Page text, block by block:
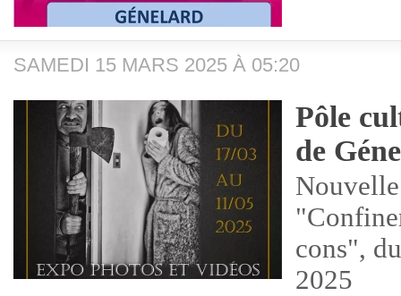
SAMEDI 15 MARS 2025 À 05:20
Pôle
de
cons",
2025